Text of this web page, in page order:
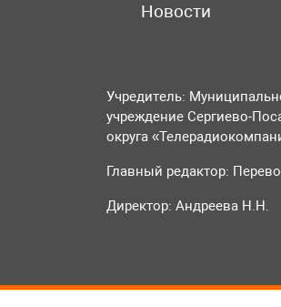
Новости
Учредитель:
учреждение Сергиево-
округа
Главный редактор:
Директор: Андреева Н.Н.